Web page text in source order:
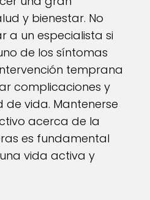
y bienestar. No
a un especialista si
de los síntomas
temprana
complicaciones y
vida. Mantenerse
acerca de la
es fundamental
vida activa y